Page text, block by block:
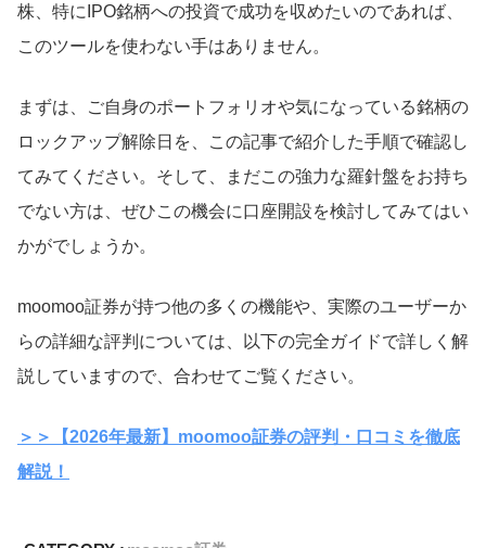
株、特にIPO銘柄への投資で成功を収めたいのであれば、
このツールを使わない手はありません。
まずは、ご自身のポートフォリオや気になっている銘柄の
ロックアップ解除日を、この記事で紹介した手順で確認し
てみてください。そして、まだこの強力な羅針盤をお持ち
でない方は、ぜひこの機会に口座開設を検討してみてはい
かがでしょうか。
moomoo証券が持つ他の多くの機能や、実際のユーザーか
らの詳細な評判については、以下の完全ガイドで詳しく解
説していますので、合わせてご覧ください。
＞＞【2026年最新】moomoo証券の評判・口コミを徹底
解説！